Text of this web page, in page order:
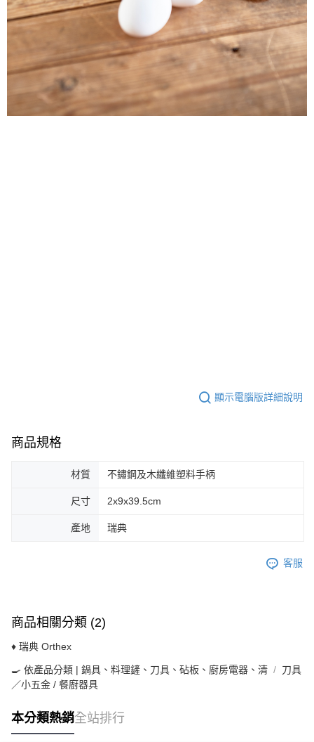
顯示電腦版詳細說明
商品規格
材質 不鏽鋼及木纖維塑料手柄
尺寸 2x9x39.5cm
產地 瑞典
客服
商品相關分類 (2)
♦ 瑞典 Orthex
🍳 依產品分類 | 鍋具、料理鏟、刀具、砧板、廚房電器、清
刀具
／小五金 / 餐廚器具
本分類熱銷全站排行